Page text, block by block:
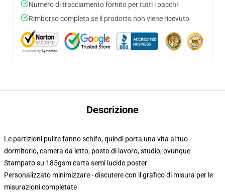
Numero di tracciamento fornito per tutti i pacchi
Rimborso completo se il prodotto non viene ricevuto
Descrizione
Le partizioni pulite fanno schifo, quindi porta una vita al tuo
dormitorio, camera da letto, posto di lavoro, studio, ovunque
Stampato su 185gsm carta semi lucido poster
Personalizzato minimizzare - discutere con il grafico di misura per le
misurazioni completate